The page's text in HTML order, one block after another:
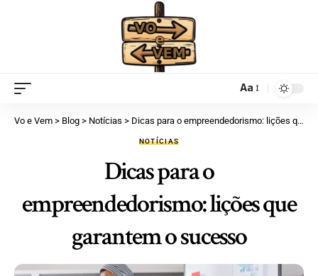
Aa
Vo e Vem > Blog > Notícias > Dicas para o empreendedorismo: lições que garantem o sucesso
NOTÍCIAS
Dicas para o
empreendedorismo: lições que
garantem o sucesso